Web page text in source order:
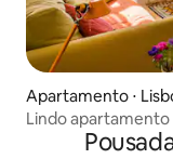
Apartamento ⋅
Lindo
condicionado